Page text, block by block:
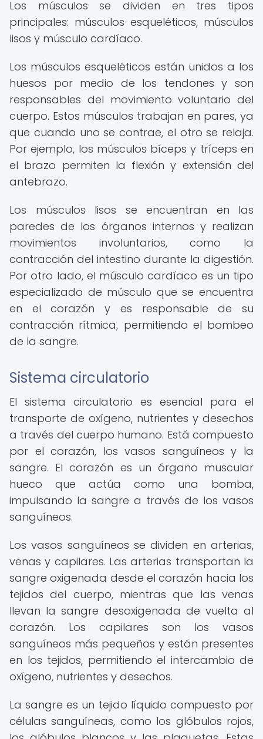
Los músculos se dividen en tres tipos
principales: músculos esqueléticos, músculos
lisos y músculo cardíaco.
Los músculos esqueléticos están unidos a los
huesos por medio de los tendones y son
responsables del movimiento voluntario del
cuerpo. Estos músculos trabajan en pares, ya
que cuando uno se contrae, el otro se relaja.
Por ejemplo, los músculos bíceps y tríceps en
el brazo permiten la flexión y extensión del
antebrazo.
Los músculos lisos se encuentran en las
paredes de los órganos internos y realizan
movimientos involuntarios, como la
contracción del intestino durante la digestión.
Por otro lado, el músculo cardíaco es un tipo
especializado de músculo que se encuentra
en el corazón y es responsable de su
contracción rítmica, permitiendo el bombeo
de la sangre.
Sistema circulatorio
El sistema circulatorio es esencial para el
transporte de oxígeno, nutrientes y desechos
a través del cuerpo humano. Está compuesto
por el corazón, los vasos sanguíneos y la
sangre. El corazón es un órgano muscular
hueco que actúa como una bomba,
impulsando la sangre a través de los vasos
sanguíneos.
Los vasos sanguíneos se dividen en arterias,
venas y capilares. Las arterias transportan la
sangre oxigenada desde el corazón hacia los
tejidos del cuerpo, mientras que las venas
llevan la sangre desoxigenada de vuelta al
corazón. Los capilares son los vasos
sanguíneos más pequeños y están presentes
en los tejidos, permitiendo el intercambio de
oxígeno, nutrientes y desechos.
La sangre es un tejido líquido compuesto por
células sanguíneas, como los glóbulos rojos,